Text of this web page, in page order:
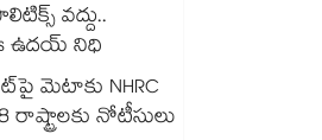
వద్దు..
ఉదయ్ నిధి
మెటాకు NHRC
నోటీసులు